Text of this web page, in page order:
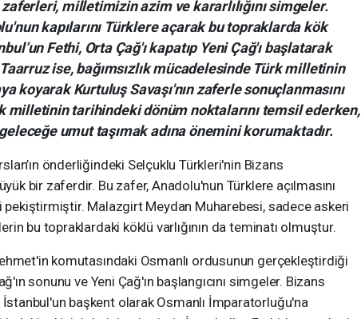
milletimizin azim ve kararlılığını simgeler.
kapılarını Türklere açarak bu topraklarda kök
Fethi, Orta Çağ'ı kapatıp Yeni Çağ'ı başlatarak
ise, bağımsızlık mücadelesinde Türk milletinin
koyarak Kurtuluş Savaşı'nın zaferle sonuçlanmasını
milletinin tarihindeki dönüm noktalarını temsil ederken,
umut taşımak adına önemini korumaktadır.
önderliğindeki Selçuklu Türkleri'nin Bizans
bir zaferdir. Bu zafer, Anadolu'nun Türklere açılmasını
Malazgirt Meydan Muharebesi, sadece askeri
bu topraklardaki köklü varlığının da teminatı olmuştur.
komutasındaki Osmanlı ordusunun gerçekleştirdiği
sonunu ve Yeni Çağ'ın başlangıcını simgeler. Bizans
başkent olarak Osmanlı İmparatorluğu'na